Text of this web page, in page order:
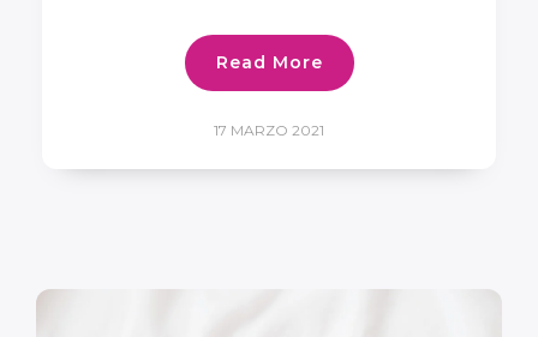
Read More
17 MARZO 2021